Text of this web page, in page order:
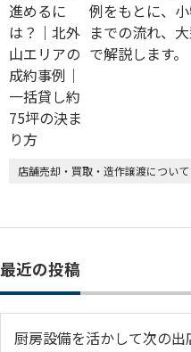
例をもとに、
までの流れ、
で解説します。
店舗売却・買取・造作譲渡について
最近の投稿
厨房設備を活かして次の